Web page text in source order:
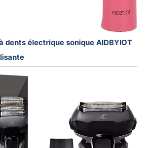
dents électrique sonique AIDBYIOT